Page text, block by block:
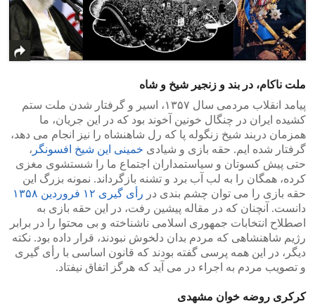
ملت ناکام، در بند و زنجیر شیخ و شاه
پیامد انقلاب مردمی سال ۱۳۵۷، اسیر و گرفتار شدن ملت ستم
کشیده ایران در چنگال خونین آخوند بود که در این جریان، ما
همزمان دربند شیخ زنگوله پا که رل شاهنشاه را نیز انجام می دهد،
گرفتار شده ایم. حقه بازی و شیادی خمینی این شیخ افسونگر ،
حتی پیش کسوتان و سیاستمداران اجتماع ما را شستشوی مغزی
کرده، همگان را به لب آب برد و تشنه بازگرداند. نمونه بزرگ این
حقه بازی را می توان چشم بندی در رأی گیری ۱۲ فروردین ۱۳۵۸
دانست. آنچنان که در مقاله پیشین رفت، در این حقه بازی به
اصطلاح انتخابات جمهوری اسلامی ناشناخته و بی محتوا را در برابر
رژیم شاهنشاهی که مردم بدان دلخوش نبودند، قرار داده بود. نکته
دیگر، در این همه پرسی گفته بودند که قانون اساسی با رأی گیری
و تصویب مردم به اجراء در می آید که هرگز اتفاق نیفتاد.
کرکری روضه خوان مشهدی